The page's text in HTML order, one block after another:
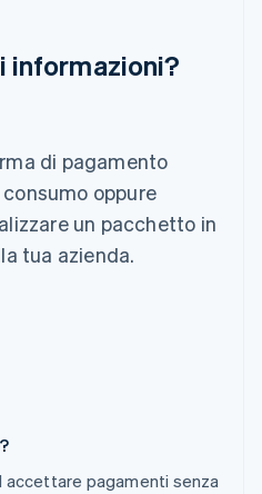
informazioni?
di pagamento
oppure
un pacchetto in
tua azienda.
accettare pagamenti senza